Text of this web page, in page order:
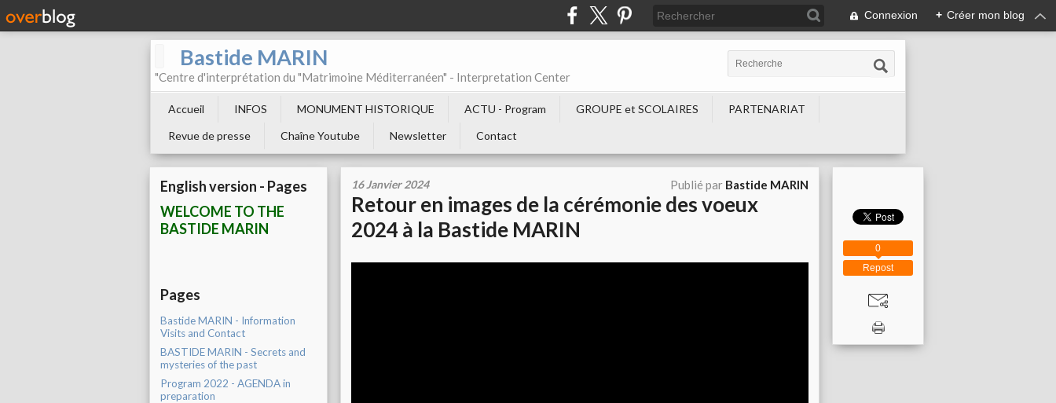
Connexion + Créer mon blog
Bastide MARIN
"Centre d'interprétation du "Matrimoine Méditerranéen" - Interpretation Center
Accueil INFOS MONUMENT HISTORIQUE ACTU - Program GROUPE et SCOLAIRES
PARTENARIAT
Revue de presse
Chaîne Youtube Newsletter Contact
English version - Pages
WELCOME TO THE
BASTIDE MARIN
Pages
Bastide MARIN - Information
Visits and Contact
BASTIDE MARIN - Secrets and
mysteries of the past
Program 2022 - AGENDA in
preparation
16 Janvier 2024 Publié par Bastide MARIN
Retour en images de la cérémonie des voeux
2024 à la Bastide MARIN
Repost
0